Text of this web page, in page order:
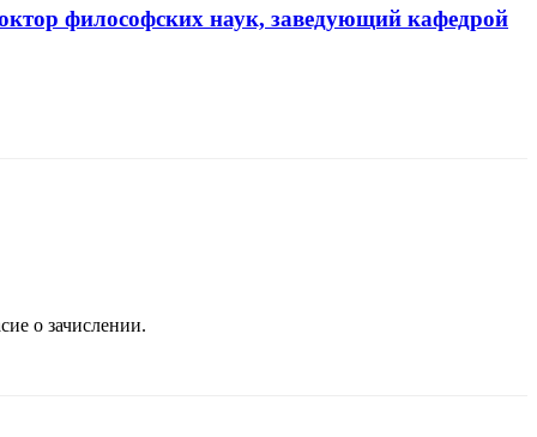
философских наук, заведующий кафедрой
о зачислении.